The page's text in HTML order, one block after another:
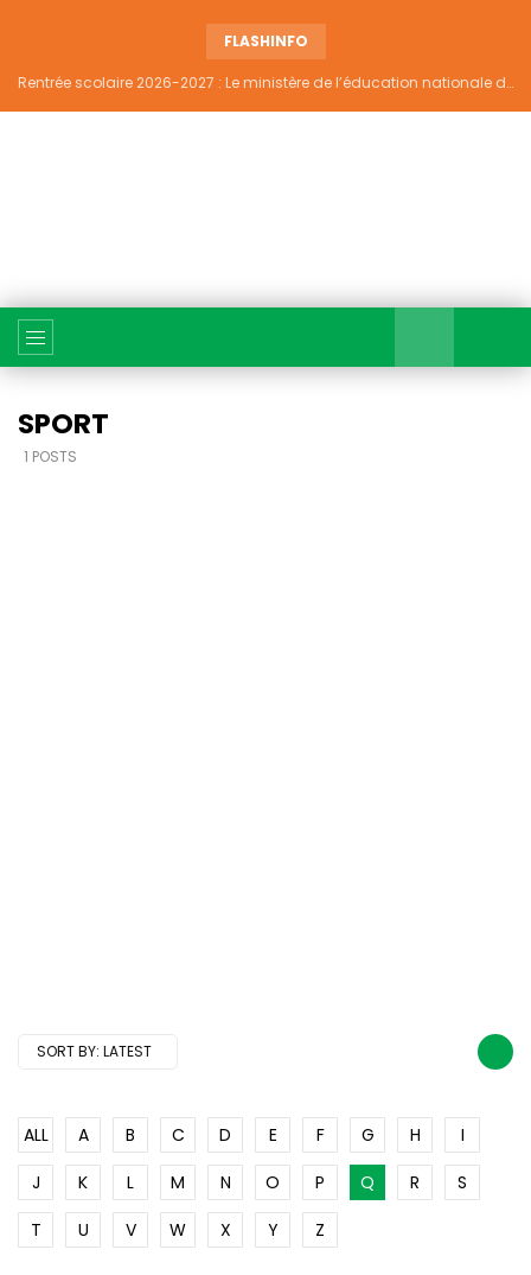
FLASHINFO
Rentrée scolaire 2026-2027 : Le ministère de l’éducation nationale dément tout report et maintient la date du 14 septembre
SPORT
1 POSTS
SORT BY: LATEST
ALL A B C D E F G H
I
J
K L M N O P Q R
S
T
U V W X Y Z